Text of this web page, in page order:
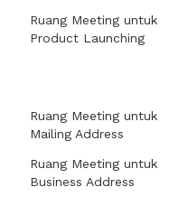
Ruang Meeting untuk
Product Launching
Ruang Meeting untuk
Mailing Address
Ruang Meeting untuk
Business Address